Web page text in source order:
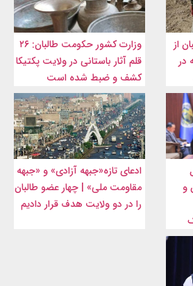
از
در
وزارت کشور حکومت طالبان: ۲۶
قلم آثار باستانی در ولایت پکتیکا
کشف و ضبط شده است
و
ادعای تازه«جبهه آزادی» و «جبهه
مقاومت ملی» | چهار عضو طالبان
را در دو ولایت هدف قرار دادیم